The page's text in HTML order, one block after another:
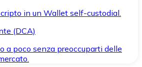
in un Wallet self-custodial.
(DCA)
a poco senza preoccuparti delle